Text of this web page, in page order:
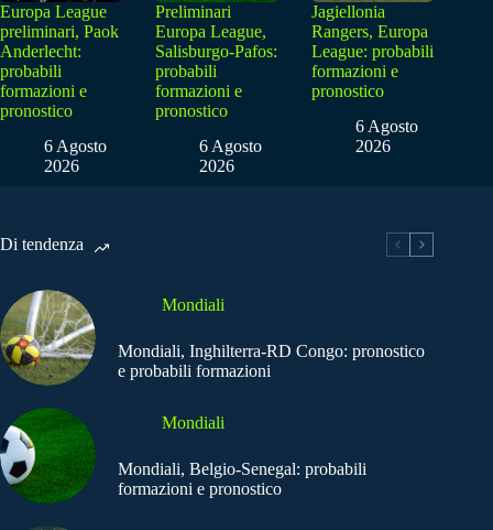
Europa League
preliminari, Paok
Anderlecht:
probabili
formazioni e
pronostico
6 Agosto
2026
Preliminari
Europa League,
Salisburgo-Pafos:
probabili
formazioni e
pronostico
6 Agosto
2026
Jagiellonia
Rangers, Europa
League: probabili
formazioni e
pronostico
6 Agosto
2026
Di tendenza
Mondiali
Mondiali, Inghilterra-RD Congo: pronostico
e probabili formazioni
Mondiali
Mondiali, Belgio-Senegal: probabili
formazioni e pronostico